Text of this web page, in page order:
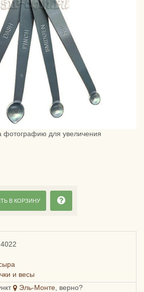
фотографию для увеличения
и весы
Эль-Монте , верно?
В КОРЗИНУ